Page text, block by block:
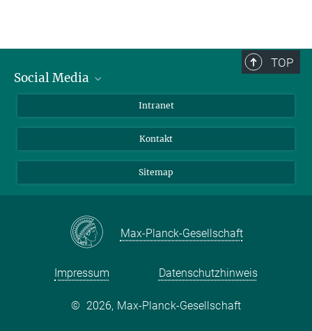
TOP
Social Media
LinkedIn
Intranet
Kontakt
Sitemap
Max-Planck-Gesellschaft
Impressum Datenschutzhinweis
© 2026, Max-Planck-Gesellschaft